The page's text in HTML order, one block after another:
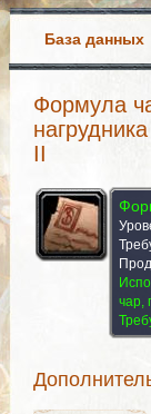
База данных
Формула
II
чар,
Обучает (1)
Обучает (1)